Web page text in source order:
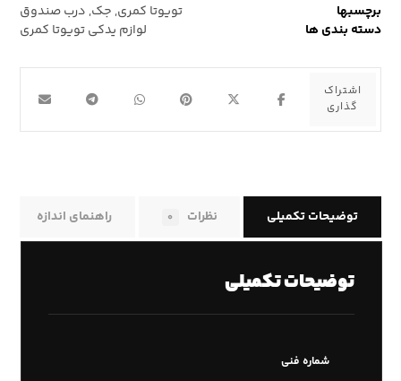
برچسبها تویوتا کمری, جک, درب صندوق
دسته بندی ها
لوازم یدکی تویوتا کمری
توضیحات تکمیلی نظرات ۰ راهنمای اندازه
توضیحات تکمیلی
شماره فنی